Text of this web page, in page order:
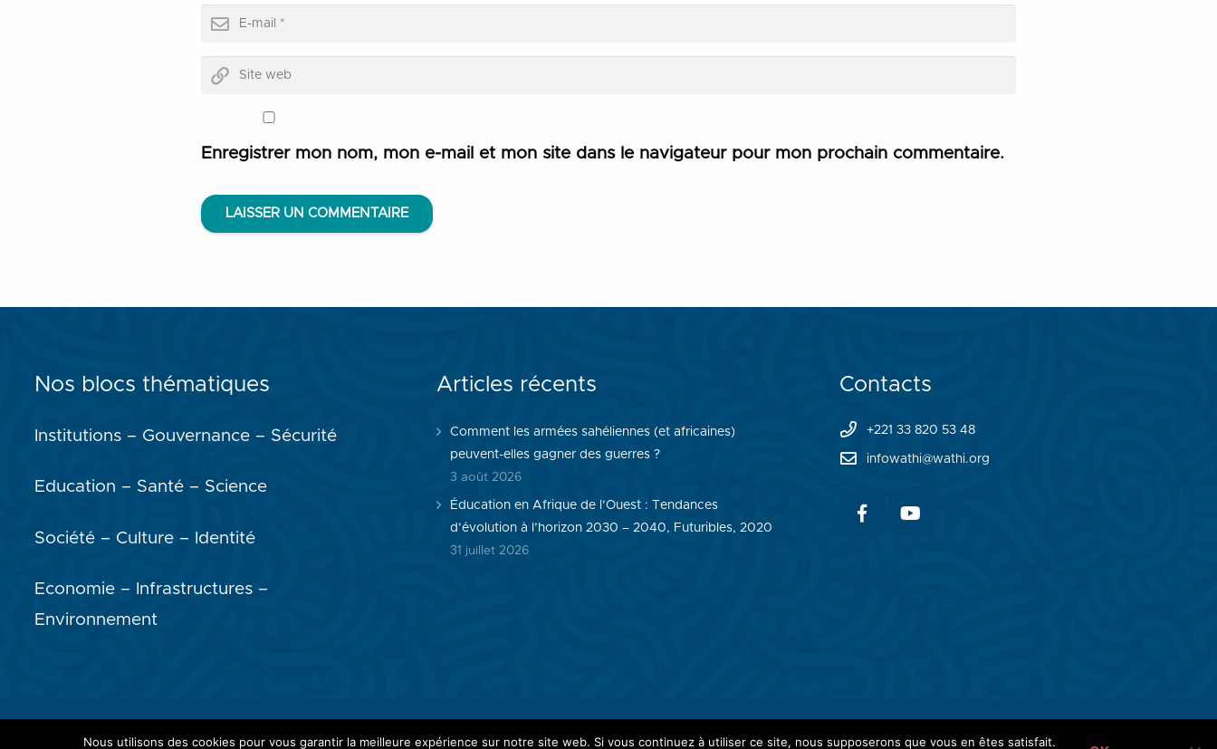
Enregistrer mon nom, mon e-mail et mon site dans le navigateur pour mon prochain commentaire.
LAISSER UN COMMENTAIRE
Nos blocs thématiques
Institutions – Gouvernance – Sécurité
Education – Santé – Science
Société – Culture – Identité
Economie – Infrastructures –
Environnement
Articles récents
Comment les armées sahéliennes (et africaines)
peuvent-elles gagner des guerres ?
3 août 2026
Éducation en Afrique de l’Ouest : Tendances
d’évolution à l’horizon 2030 – 2040, Futuribles, 2020
31 juillet 2026
Contacts
+221 33 820 53 48
infowathi@wathi.org
© 2024WATHI Think Tank ABOUT WATHI THE LAB
Nous utilisons des cookies pour vous garantir la meilleure expérience sur notre site web. Si vous continuez à utiliser ce site, nous supposerons que vous en êtes satisfait.